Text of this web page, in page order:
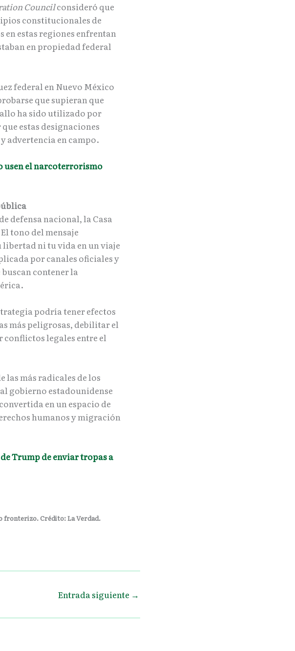
Councilconsideró que
constitucionales de
en estas regiones enfrentan
en propiedad federal
federal en Nuevo México
que supieran que
ha sido utilizado por
estas designaciones
advertencia en campo.
usen el narcoterrorismo
defensa nacional, la Casa
tono del mensaje
ni tu vida en un viaje
por canales oficiales y
contener la
podría tener efectos
más peligrosas, debilitar el
legales entre el
las más radicales de los
gobierno estadounidense
en un espacio de
humanos y migración
Trump de enviar tropas a
fronterizo. Crédito: La Verdad.
Entrada siguiente →